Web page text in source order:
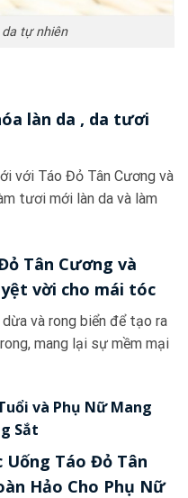
tự nhiên
làn da , da tươi
với Táo Đỏ Tân Cương và
tươi mới làn da và làm
Tân Cương và
vời cho mái tóc
và rong biển để tạo ra
mang lại sự mềm mại
và Phụ Nữ Mang
Sắt
Táo Đỏ Tân
Hảo Cho Phụ Nữ